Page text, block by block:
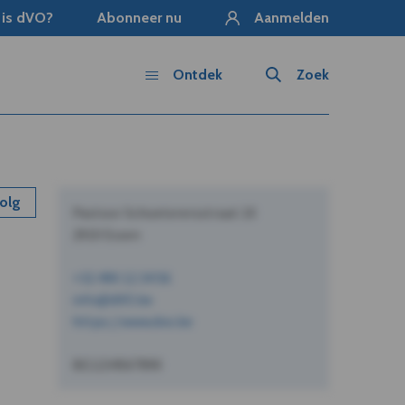
dVO? Abonneer nu Aanmelden
Zoek
Ontdek